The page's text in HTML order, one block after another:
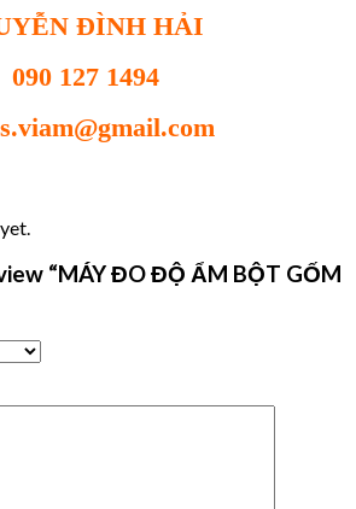
ĐÌNH HẢI
090 127 1494
“MÁY ĐO ĐỘ ẨM BỘT GỐM